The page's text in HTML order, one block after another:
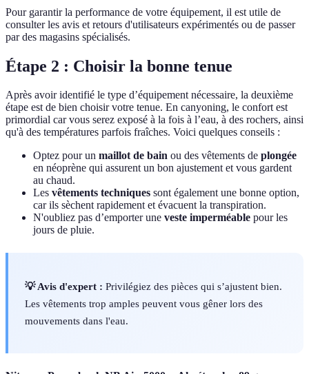
Pour garantir la performance de votre équipement, il est utile de
consulter les avis et retours d'utilisateurs expérimentés ou de passer
par des magasins spécialisés.
Étape 2 : Choisir la bonne tenue
Après avoir identifié le type d’équipement nécessaire, la deuxième
étape est de bien choisir votre tenue. En canyoning, le confort est
primordial car vous serez exposé à la fois à l’eau, à des rochers, ainsi
qu'à des températures parfois fraîches. Voici quelques conseils :
Optez pour un maillot de bain ou des vêtements de plongée
en néoprène qui assurent un bon ajustement et vous gardent
au chaud.
Les vêtements techniques sont également une bonne option,
car ils sèchent rapidement et évacuent la transpiration.
N'oubliez pas d’emporter une veste imperméable pour les
jours de pluie.
💡 Avis d'expert : Privilégiez des pièces qui s’ajustent bien.
Les vêtements trop amples peuvent vous gêner lors des
mouvements dans l'eau.